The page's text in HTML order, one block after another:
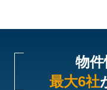
物
最大6社